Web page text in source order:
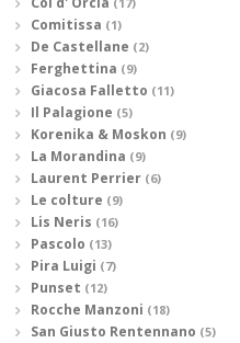
Comitissa (1)
De Castellane (2)
Ferghettina (9)
Giacosa Falletto (11)
Il Palagione (5)
Korenika & Moskon (9)
La Morandina (9)
Laurent Perrier (6)
Le colture (9)
Lis Neris (16)
Pascolo (13)
Pira Luigi (7)
Punset (12)
Rocche Manzoni (18)
San Giusto Rentennano (5)